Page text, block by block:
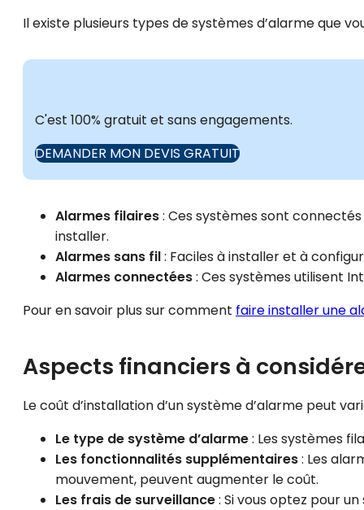
Il existe plusieurs types de systèmes d’alarme que
C'est 100% gratuit et sans engagements.
DEMANDER MON DEVIS GRATUIT
Alarmes filaires: Ces systèmes sont
installer.
Alarmes sans fil: Faciles à installer et à
Alarmes connectées: Ces systèmes utilisent
Pour en savoir plus sur comment faire installer une
Aspects financiers à
Le coût d’installation d’un système d’alarme peut
Le type de système d’alarme: Les systèmes
Les fonctionnalités supplémentaires: Les
mouvement, peuvent augmenter le coût.
Les frais de surveillance: Si vous optez pour